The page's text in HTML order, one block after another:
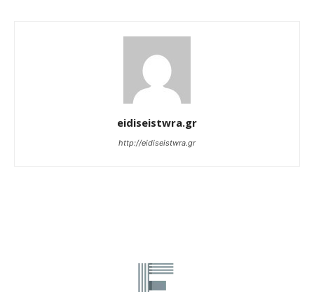
eidiseistwra.gr
http://eidiseistwra.gr